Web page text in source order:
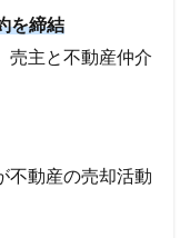
を締結
売主と不動産仲介
不動産の売却活動